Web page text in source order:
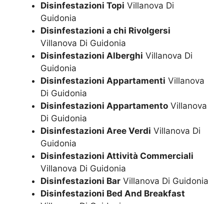
Disinfestazioni Topi Villanova Di
Guidonia
Disinfestazioni a chi Rivolgersi
Villanova Di Guidonia
Disinfestazioni Alberghi Villanova Di
Guidonia
Disinfestazioni Appartamenti Villanova
Di Guidonia
Disinfestazioni Appartamento Villanova
Di Guidonia
Disinfestazioni Aree Verdi Villanova Di
Guidonia
Disinfestazioni Attività Commerciali
Villanova Di Guidonia
Disinfestazioni Bar Villanova Di Guidonia
Disinfestazioni Bed And Breakfast